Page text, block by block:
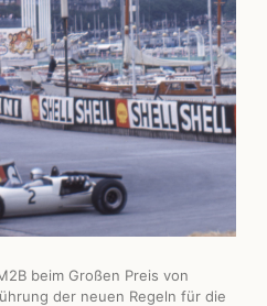
beim Großen Preis von
der neuen Regeln für die